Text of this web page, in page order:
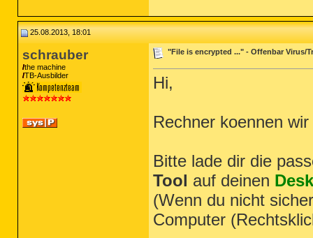
25.08.2013, 18:01
schrauber
the machine
TB-Ausbilder
"File is encrypted ..." - Offenbar Virus/
Hi,
Rechner koennen
Bitte lade dir die
Tool auf deinen
(Wenn du nicht
Computer